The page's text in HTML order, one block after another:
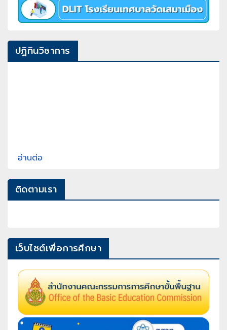
ปฏิทินวิชาการ
อ่านต่อ
ติดตามเรา
เว็บไซต์เพื่อการศึกษา